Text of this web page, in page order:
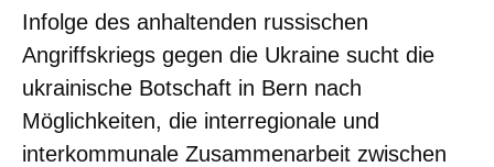
Infolge des anhaltenden russischen
Angriffskriegs gegen die Ukraine sucht die
ukrainische Botschaft in Bern nach
Möglichkeiten, die interregionale und
interkommunale Zusammenarbeit zwischen